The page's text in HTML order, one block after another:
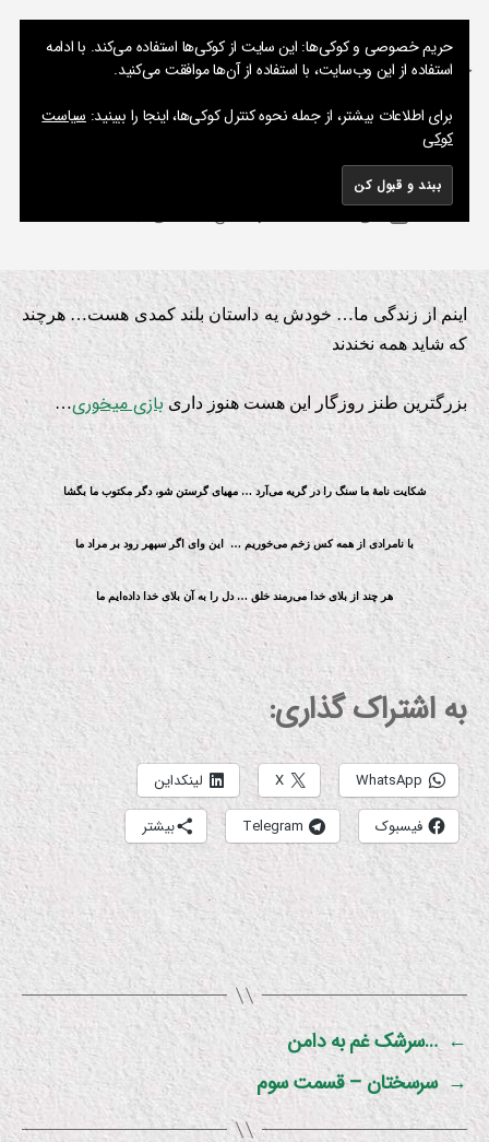
جستجو
نوشته های پراکنده یک مسعود
دسته‌ها
ل
نوشته
تاریخمی 15, 2010
اینم از زندگی ما… خودش یه داستان بلند کمدی هست… هرچند
که شاید همه نخندند
بزرگترین طنز روزگار این هست هنوز داری بازی میخوری…
شکایت نامهٔ ما سنگ را در گریه می‌آرد … مهیای گرستن شو، دگر مکتوب ما بگشا
با نامرادی از همه کس زخم می‌خوریم … این وای اگر سپهر رود بر مراد ما
هر چند از بلای خدا می‌رمند خلق … دل را به آن بلای خدا داده‌ایم ما
به اشتراک گذاری:
WhatsApp
X
لینکداین
فیسبوک
Telegram بیشتر
← …سرشک غم به دامن
→ سرسختان – قسمت سوم
حریم خصوصی و کوکی‌ها: این سایت از کوکی‌ها استفاده می‌کند. با ادامه
استفاده از این وب‌سایت، با استفاده از آن‌ها موافقت می‌کنید.
برای اطلاعات بیشتر، از جمله نحوه کنترل کوکی‌ها، اینجا را ببینید: سیاست
کوکی